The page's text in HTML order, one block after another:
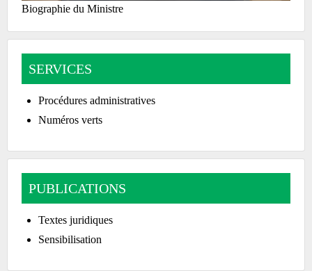
Biographie du Ministre
SERVICES
Procédures administratives
Numéros verts
PUBLICATIONS
Textes juridiques
Sensibilisation